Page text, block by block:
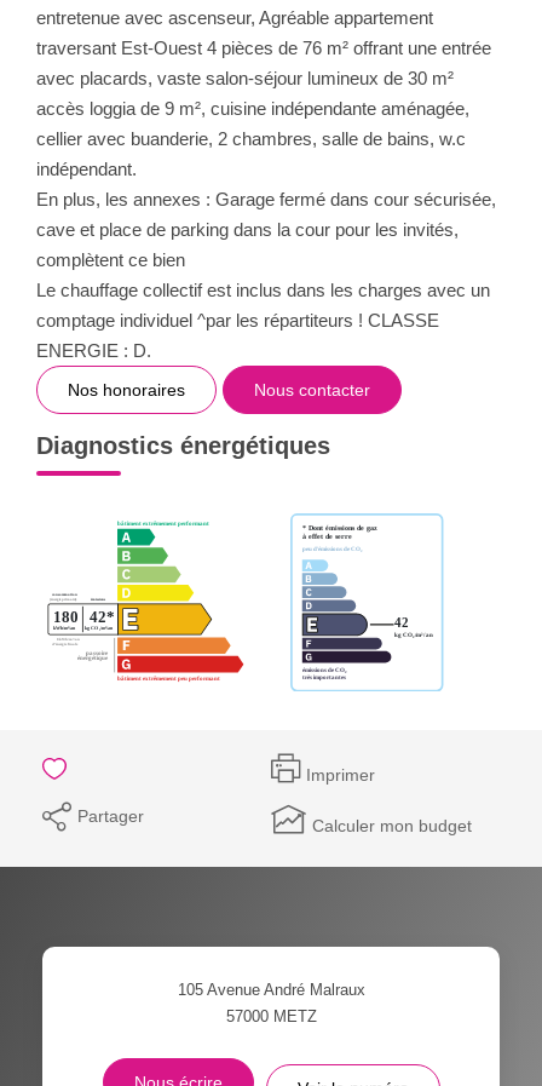
entretenue avec ascenseur, Agréable appartement
traversant Est-Ouest 4 pièces de 76 m² offrant une entrée
avec placards, vaste salon-séjour lumineux de 30 m²
accès loggia de 9 m², cuisine indépendante aménagée,
cellier avec buanderie, 2 chambres, salle de bains, w.c
indépendant.
En plus, les annexes : Garage fermé dans cour sécurisée,
cave et place de parking dans la cour pour les invités,
complètent ce bien
Le chauffage collectif est inclus dans les charges avec un
comptage individuel ^par les répartiteurs ! CLASSE
ENERGIE : D.
Nos honoraires Nous contacter
Diagnostics énergétiques
Imprimer
Partager Calculer mon budget
105 Avenue André Malraux
57000 METZ
Nous écrire